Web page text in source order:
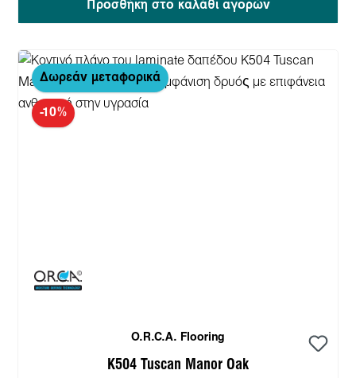
Προσθήκη στο καλάθι αγορών
Δωρεάν μεταφορικά
-10%
O.R.C.A. Flooring
K504 Tuscan Manor Oak